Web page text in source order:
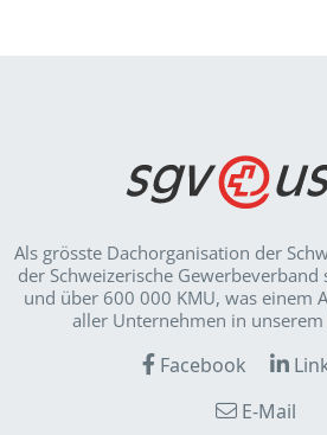
Als grösste Dachorganisation der
der Schweizerische
und über 600 000 KMU, was einem
aller Unternehmen in
Facebook
E-Mail